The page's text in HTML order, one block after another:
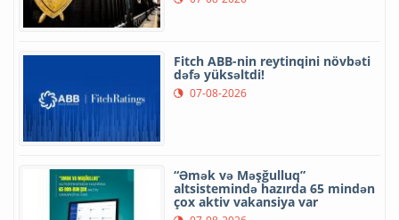
Fitch ABB-nin reytinqini növbəti
dəfə yüksəltdi!
07-08-2026
“Əmək və Məşğulluq”
altsistemində hazırda 65 mindən
çox aktiv vakansiya var